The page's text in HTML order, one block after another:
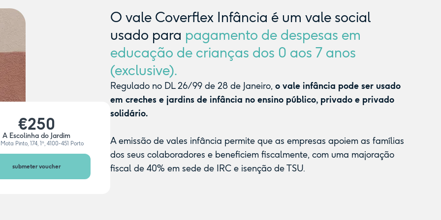
€250
A Escolinha do Jardim
Pinto, 174, 1º, 4100-451 Porto
submeter voucher
O vale Coverflex Infância é um vale social
usado para pagamento de despesas em
educação de crianças dos 0 aos 7 anos
(exclusive).
Regulado no DL 26/99 de 28 de Janeiro, o vale infância pode ser usado
em creches e jardins de infância no ensino público, privado e privado
solidário.
A emissão de vales infância permite que as empresas apoiem as famílias
dos seus colaboradores e beneficiem fiscalmente, com uma majoração
fiscal de 40% em sede de IRC e isenção de TSU.